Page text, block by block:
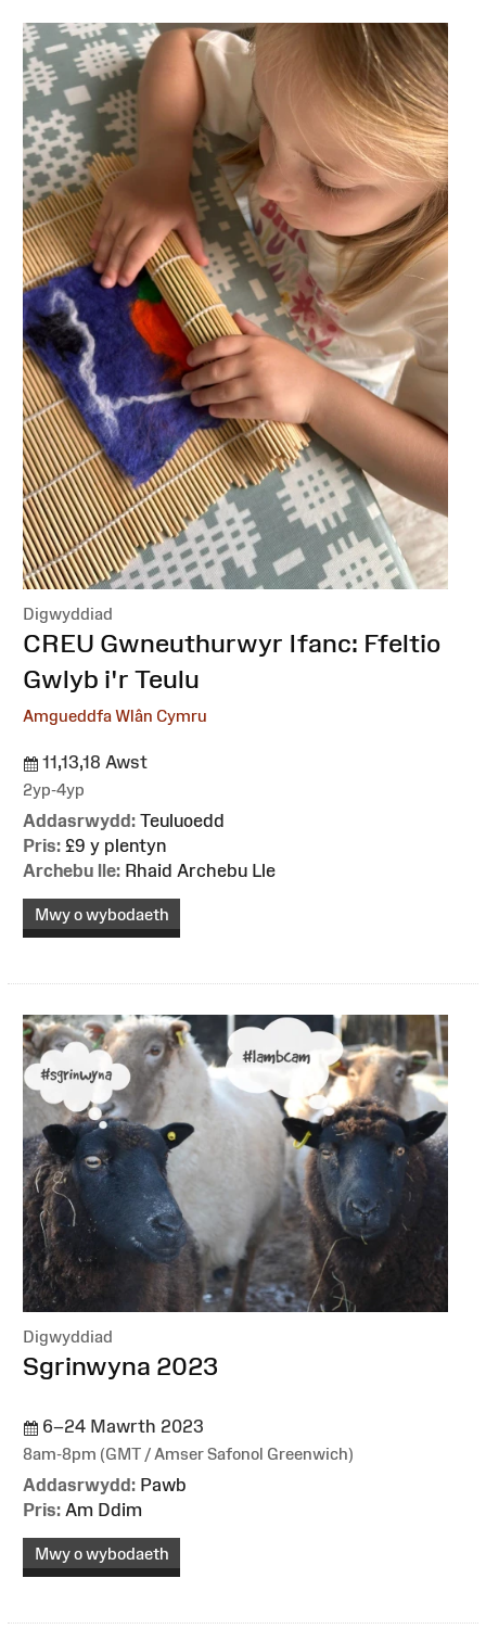
Digwyddiad
:CREU Gwneuthurwyr Ifanc: Ffeltio
Gwlyb i'r Teulu
Amgueddfa Wlân Cymru
11,13,18 Awst
2yp-4yp
Addasrwydd: Teuluoedd
Pris: £9 y plentyn
Archebu lle: Rhaid Archebu Lle
Mwy o wybodaeth
Digwyddiad
:Sgrinwyna 2023
6–24 Mawrth 2023
8am-8pm (GMT / Amser Safonol Greenwich)
Addasrwydd: Pawb
Pris: Am Ddim
Mwy o wybodaeth